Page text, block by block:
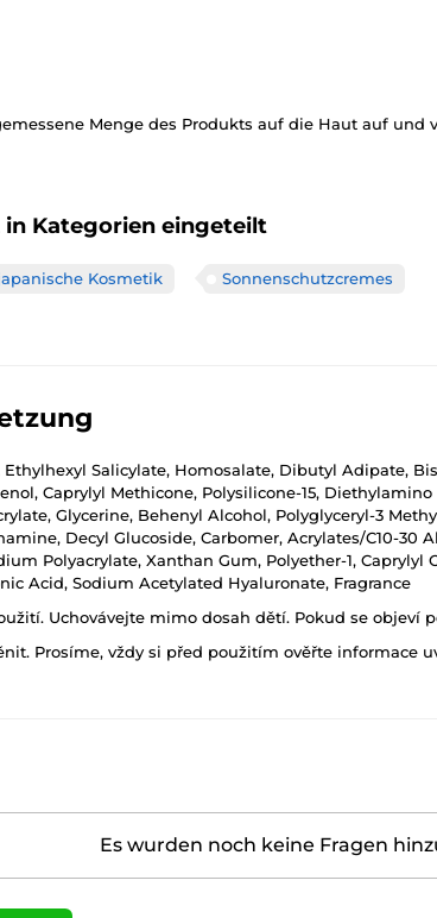
Menge des Produkts auf die Haut auf und
Kategorien eingeteilt
Kosmetik Sonnenschutzcremes
Ethylhexyl Salicylate, Homosalate, Dibutyl Adipate,
Caprylyl Methicone, Polysilicone-15,
Glycerine, Behenyl Alcohol, Polyglyceryl-3
Decyl Glucoside, Carbomer, Acrylates/C10-
Polyacrylate, Xanthan Gum, Polyether-1,
Acid, Sodium Acetylated Hyaluronate, Fragrance
Uchovávejte mimo dosah dětí. Pokud se objeví
Prosíme, vždy si před použitím ověřte informace
Es wurden noch keine Fragen